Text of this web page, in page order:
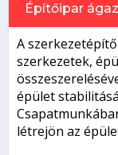
Építőipar
A
szerkezetek,
épület
létrejön az